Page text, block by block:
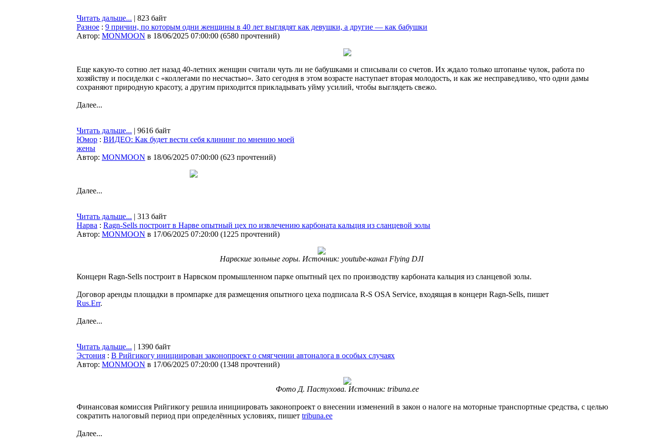
Читать дальше... | 823 байт
Разное : 9 причин, по которым одни женщины в 40 лет выглядят как девушки, а другие — как бабушки
Автор: MONMOON в 18/06/2025 07:00:00 (6580 прочтений)
Еще какую-то сотню лет назад 40-летних женщин считали чуть ли не бабушками и списывали со счетов. Их ждало только штопанье чулок, работа по
хозяйству и посиделки с «коллегами по несчастью». Зато сегодня в этом возрасте наступает вторая молодость, и как же несправедливо, что одни дамы
сохраняют природную красоту, а другим приходится прикладывать уйму усилий, чтобы выглядеть свежо.
Далее...
Читать дальше... | 9616 байт
Юмор : ВИДЕО: Как будет вести себя клининг по мнению моей
жены
Автор: MONMOON в 18/06/2025 07:00:00 (623 прочтений)
Далее...
Читать дальше... | 313 байт
Нарва : Ragn-Sells построит в Нарве опытный цех по извлечению карбоната кальция из сланцевой золы
Автор: MONMOON в 17/06/2025 07:20:00 (1225 прочтений)
Нарвские зольные горы. Источник: youtube-канал Flying DJI
Концерн Ragn-Sells построит в Нарвском промышленном парке опытный цех по производству карбоната кальция из сланцевой золы.
Договор аренды площадки в промпарке для размещения опытного цеха подписала R-S OSA Service, входящая в концерн Ragn-Sells, пишет
Rus.Err.
Далее...
Читать дальше... | 1390 байт
Эстония : В Рийгикогу инициирован законопроект о смягчении автоналога в особых случаях
Автор: MONMOON в 17/06/2025 07:20:00 (1348 прочтений)
Фото Д. Пастухова. Источник: tribuna.ee
Финансовая комиссия Рийгикогу решила инициировать законопроект о внесении изменений в закон о налоге на моторные транспортные средства, с целью
сократить налоговый период при определённых условиях, пишет tribuna.ee
Далее...